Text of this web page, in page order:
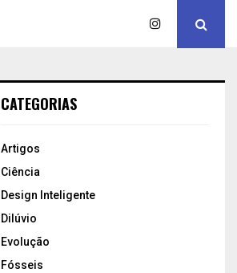
CATEGORIAS
Artigos
Ciência
Design Inteligente
Dilúvio
Evolução
Fósseis